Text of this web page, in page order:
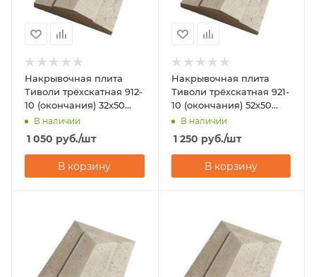
Накрывочная плита
Тиволи трёхскатная 912-
10 (окончания) 32x50
White Hills
В наличии
1 050 руб./шт
В корзину
Накрывочная плита
Тиволи трёхскатная 921-
10 (окончания) 52x50
White Hills
В наличии
1 250 руб./шт
В корзину